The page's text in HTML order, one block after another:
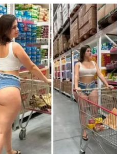
kožu i nježno utrljajte dok se
Ujutro operite kožu hladnom
svakodnevno. Prije nanošenja
količinu stavite na unutarnju
čišćenje od đumbira za
kreme, jer pomaže u uklanjanju